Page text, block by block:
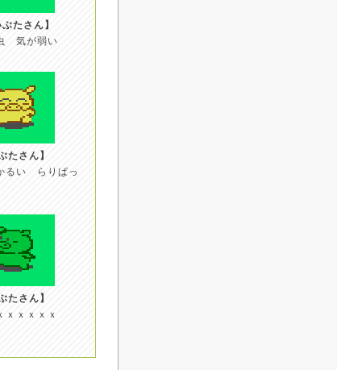
ぶたさん】
気が弱い
たさん】
るい らりぱっ
たさん】
ｘｘｘｘｘ